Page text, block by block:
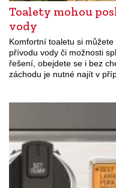
Toalety mohou
vody
Komfortní toaletu si
přívodu vody či možnosti
řešení, obejdete se i bez
záchodu je nutné najít v